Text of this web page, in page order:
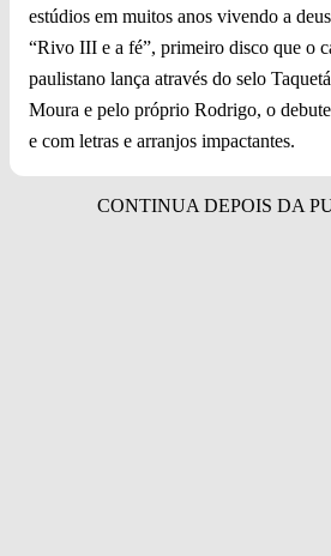
estúdios em muitos anos vivendo a
“Rivo III e a fé”, primeiro disco que o
paulistano lança através do selo
Moura e pelo próprio Rodrigo, o
e com letras e arranjos impactantes.